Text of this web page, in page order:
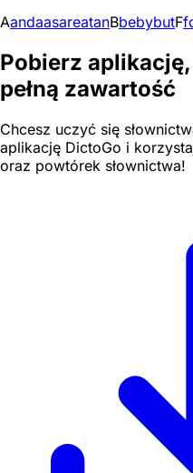
AandaasareatanBbebybutF
Pobierz
pełną zawartość
Chcesz uczyć się
aplikację DictoGo i
oraz powtórek słownictwa!